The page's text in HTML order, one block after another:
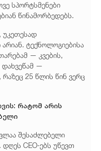
სპორტსმენები
წინამორბედებს.
უკეთესად
ტექნოლოგიებისა
— კვების,
დახვეწამ —
რაზეც 25 წლის წინ ვერც
რატომ არის
შესაძლებელი
CEO-ებს უწევთ